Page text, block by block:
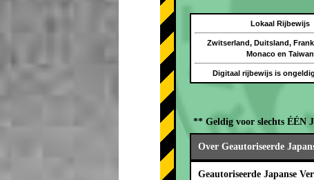
Lokaal Rijbewijs
Zwitserland, Duitsland,
Monaco en Taiwan
Digitaal rijbewijs is
** Geldig voor slechts ÉÉN
Over Geautoriseerde
Geautoriseerde Japanse